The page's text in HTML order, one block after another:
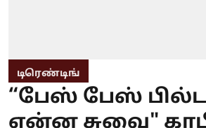
டிரெண்டிங்
“பேஸ் பேஸ்
என்ன சுவை" காபி